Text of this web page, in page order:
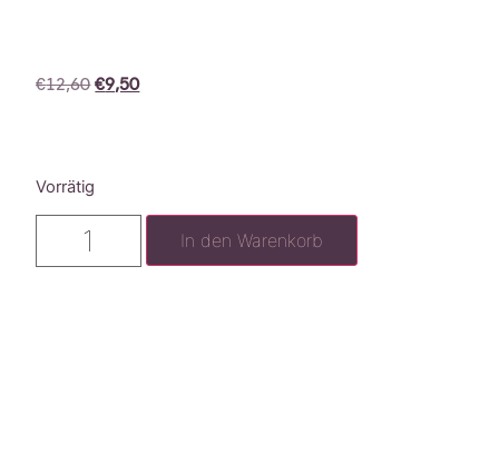
€12,60 €9,50
Vorrätig
In den Warenkorb